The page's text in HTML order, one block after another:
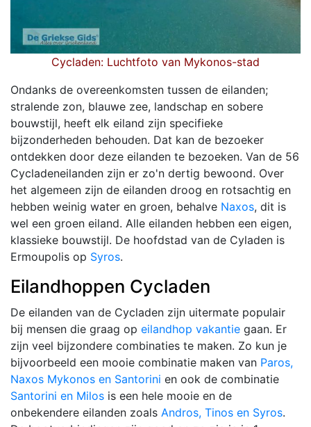
Cycladen: Luchtfoto van Mykonos-stad
Ondanks de overeenkomsten tussen de eilanden;
stralende zon, blauwe zee, landschap en sobere
bouwstijl, heeft elk eiland zijn specifieke
bijzonderheden behouden. Dat kan de bezoeker
ontdekken door deze eilanden te bezoeken. Van de 56
Cycladeneilanden zijn er zo'n dertig bewoond. Over
het algemeen zijn de eilanden droog en rotsachtig en
hebben weinig water en groen, behalve Naxos, dit is
wel een groen eiland. Alle eilanden hebben een eigen,
klassieke bouwstijl. De hoofdstad van de Cyladen is
Ermoupolis op Syros.
Eilandhoppen Cycladen
De eilanden van de Cycladen zijn uitermate populair
bij mensen die graag op eilandhop vakantie gaan. Er
zijn veel bijzondere combinaties te maken. Zo kun je
bijvoorbeeld een mooie combinatie maken van Paros,
Naxos Mykonos en Santorini en ook de combinatie
Santorini en Milos is een hele mooie en de
onbekendere eilanden zoals Andros, Tinos en Syros.